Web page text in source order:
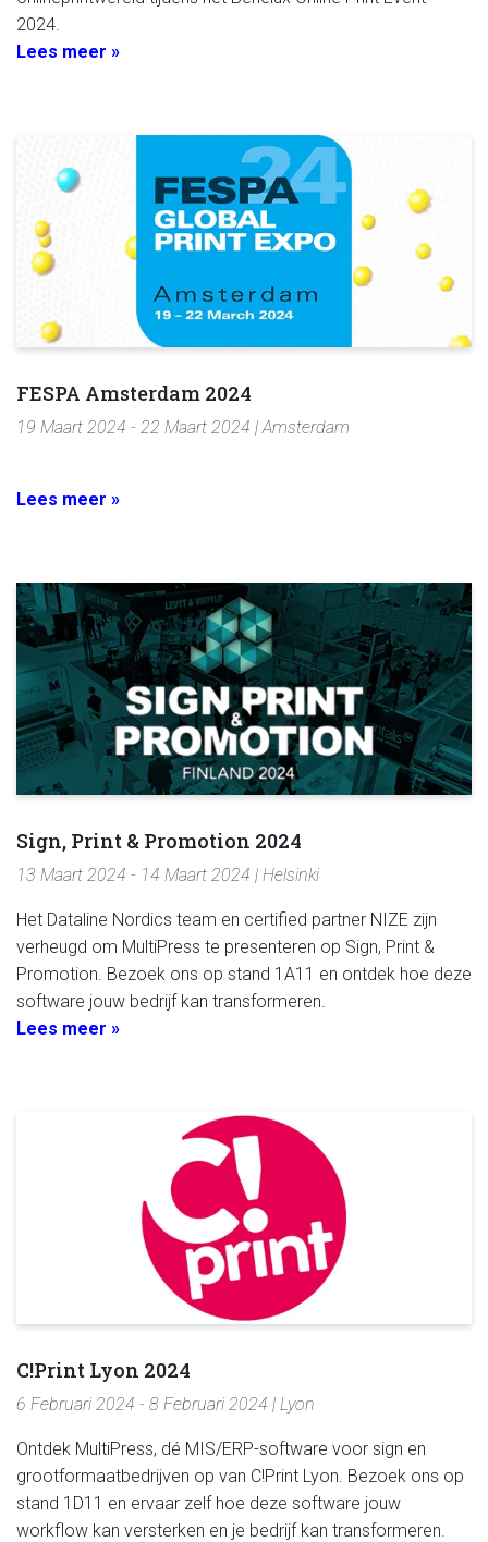
2024.
Lees meer »
FESPA Amsterdam 2024
19 Maart 2024 - 22 Maart 2024 | Amsterdam
Lees meer »
Sign, Print & Promotion 2024
13 Maart 2024 - 14 Maart 2024 | Helsinki
Het Dataline Nordics team en certified partner NIZE zijn
verheugd om MultiPress te presenteren op Sign, Print &
Promotion. Bezoek ons op stand 1A11 en ontdek hoe deze
software jouw bedrijf kan transformeren.
Lees meer »
C!Print Lyon 2024
6 Februari 2024 - 8 Februari 2024 | Lyon
Ontdek MultiPress, dé MIS/ERP-software voor sign en
grootformaatbedrijven op van C!Print Lyon. Bezoek ons op
stand 1D11 en ervaar zelf hoe deze software jouw
workflow kan versterken en je bedrijf kan transformeren.